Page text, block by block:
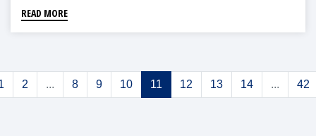
READ MORE
2 ... 8 9 10 11 12 13 14 ... 42